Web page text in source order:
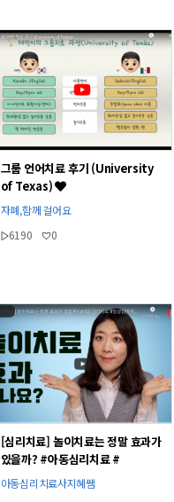
그룹 언어치료 후기 (University
of Texas)
자폐,함께 걸어요
6190
0
[심리치료] 놀이치료는 정말 효과가
있을까? #아동심리치료 #
임상심리치료사 #아동심리학과 #
아동심리치료사지혜쌤